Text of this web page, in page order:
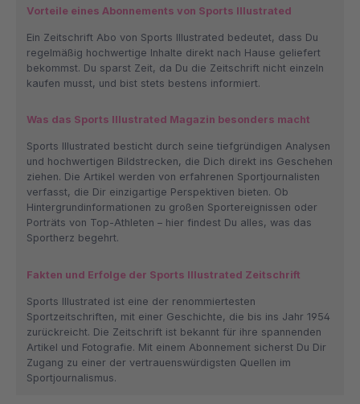
Vorteile eines Abonnements von Sports Illustrated
Ein Zeitschrift Abo von Sports Illustrated bedeutet, dass Du
regelmäßig hochwertige Inhalte direkt nach Hause geliefert
bekommst. Du sparst Zeit, da Du die Zeitschrift nicht einzeln
kaufen musst, und bist stets bestens informiert.
Was das Sports Illustrated Magazin besonders macht
Sports Illustrated besticht durch seine tiefgründigen Analysen
und hochwertigen Bildstrecken, die Dich direkt ins Geschehen
ziehen. Die Artikel werden von erfahrenen Sportjournalisten
verfasst, die Dir einzigartige Perspektiven bieten. Ob
Hintergrundinformationen zu großen Sportereignissen oder
Porträts von Top-Athleten – hier findest Du alles, was das
Sportherz begehrt.
Fakten und Erfolge der Sports Illustrated Zeitschrift
Sports Illustrated ist eine der renommiertesten
Sportzeitschriften, mit einer Geschichte, die bis ins Jahr 1954
zurückreicht. Die Zeitschrift ist bekannt für ihre spannenden
Artikel und Fotografie. Mit einem Abonnement sicherst Du Dir
Zugang zu einer der vertrauenswürdigsten Quellen im
Sportjournalismus.